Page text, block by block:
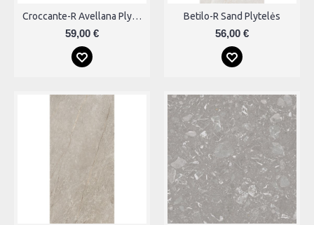
Croccante-R Avellana Plytelės
59,00 €
Betilo-R Sand Plytelės
56,00 €